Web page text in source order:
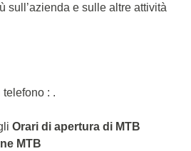
sull’azienda e sulle altre attività
: .
Orari di apertura di MTB
MTB